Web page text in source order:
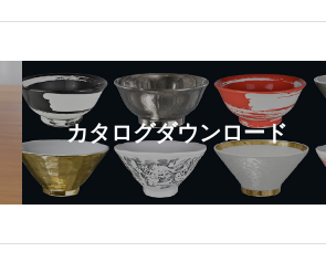
カタログダウンロード